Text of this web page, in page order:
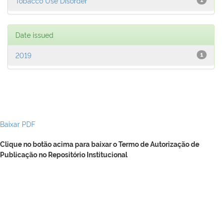
Date issued
1
2019
Baixar PDF
Clique no botão acima para baixar o Termo de Autorização de
Publicação no Repositório Institucional